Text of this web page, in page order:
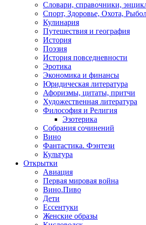
Словари, справочники,
Спорт, Здоровье, Охота,
Кулинария
Путешествия и география
История
Поэзия
История повседневности
Эротика
Экономика и финансы
Юридическая литература
Афоризмы, цитаты, притчи
Художественная литература
Философия и Религия
Эзотерика
Собрания сочинений
Вино
Фантастика. Фэнтези
Культура
Открытки
Авиация
Первая мировая война
Вино.Пиво
Дети
Ессентуки
Женские образы